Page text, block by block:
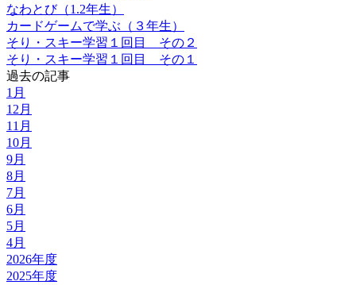
なわとび（1.2年生）
カードゲームで学ぶ（３年生）
そり・スキー学習１回目 その２
そり・スキー学習１回目 その１
過去の記事
1月
12月
11月
10月
9月
8月
7月
6月
5月
4月
2026年度
2025年度